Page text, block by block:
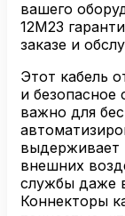
вашего
12M23
заказе и
Этот кабель
и безопасное
важно для
выдерживает
внешних
службы даже
Коннекторы